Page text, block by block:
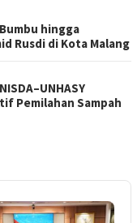
hingga
Rusdi di Kota Malang
Pemilahan Sampah